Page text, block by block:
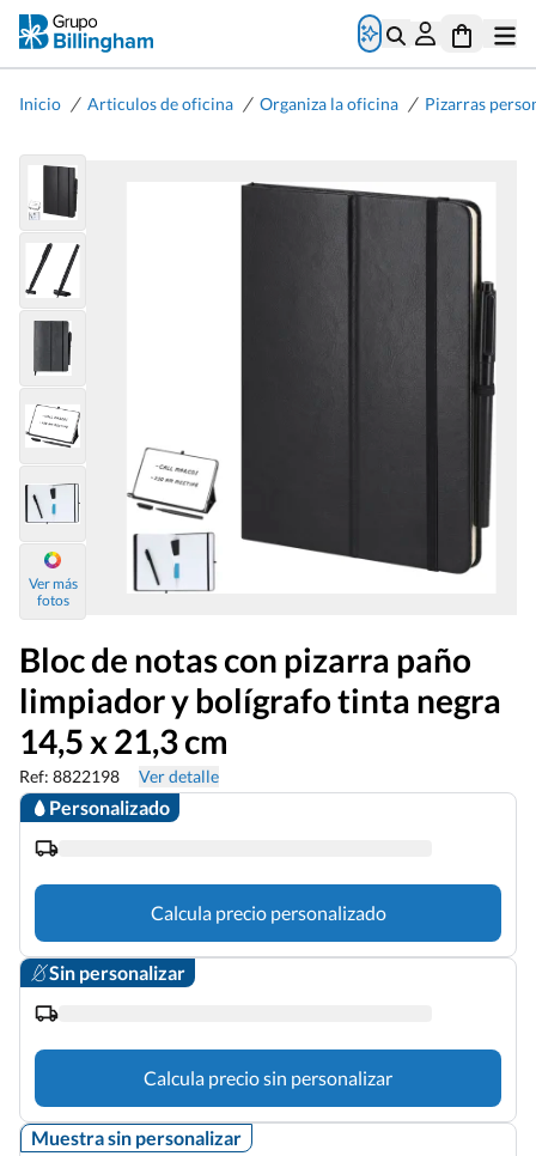
Inicio / Articulos de oficina / Organiza la oficina / Pizarras
Ver más
fotos
Bloc de notas con pizarra paño
limpiador y bolígrafo tinta negra
14,5 x 21,3 cm
Ref: 8822198 Ver detalle
Personalizado
Calcula precio personalizado
Sin personalizar
Calcula precio sin personalizar
Muestra sin personalizar